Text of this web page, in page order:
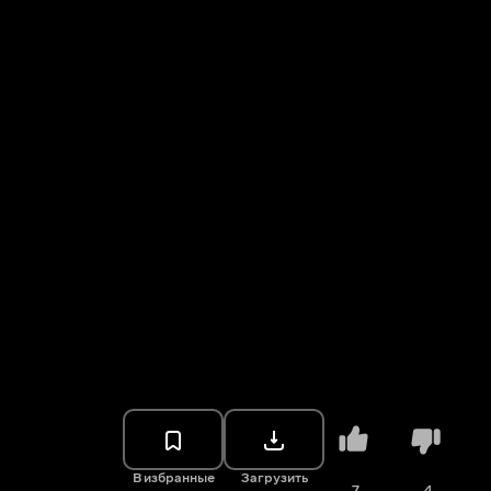
В избранные Загрузить